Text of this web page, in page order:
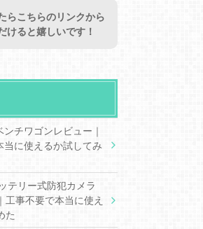
らこちらのリンクから
ると嬉しいです！
ンチワゴンレビュー｜
当に使えるか試してみ
テリー式防犯カメラ
工事不要で本当に使え
た